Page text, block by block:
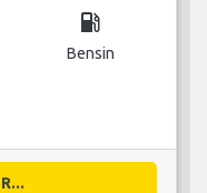
local_gas_station
Bensin